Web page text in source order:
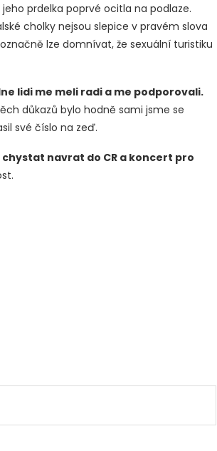
prdelka poprvé ocitla na podlaze.
cholky nejsou slepice v pravém slova
lze domnívat, že sexuální turistiku
lidi me meli radi a me podporovali.
důkazů bylo hodně sami jsme se
své číslo na zeď.
chystat navrat do CR a koncert pro